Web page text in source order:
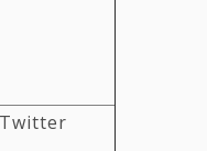
Twitter